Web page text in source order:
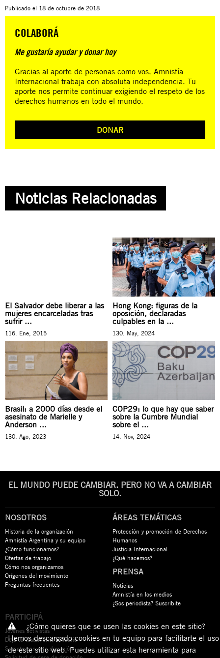
Publicado el 18 de octubre de 2018
COLABORÁ
Me gustaría ayudar y donar hoy
Gracias al aporte de personas como vos, Amnistía
Internacional trabaja con absoluta independencia. Tu
aporte nos permite continuar exigiendo el respeto de los
derechos humanos en todo el mundo.
DONAR
Noticias Relacionadas
El Salvador debe liberar a las
mujeres encarceladas tras
sufrir ...
116. Ene, 2015
Hong Kong: figuras de la
oposición, declaradas
culpables en la ...
130. May, 2024
Brasil: a 2000 días desde el
asesinato de Marielle y
Anderson ...
130. Ago, 2023
COP29: lo que hay que saber
sobre la Cumbre Mundial
sobre el ...
14. Nov, 2024
EL MUNDO PUEDE CAMBIAR. PERO NO VA A CAMBIAR
SOLO.
NOSOTROS
Historia de la organización
Amnistía Argentina y su equipo
¿Cómo funcionamos?
Ofertas de trabajo
Cómo nos organizamos
Orígenes del movimiento
Preguntas frecuentes
ÁREAS TEMÁTICAS
Protección y promoción de Derechos
Humanos
Justicia Internacional
¿Qué hacemos?
PRENSA
Noticias
Amnistía en los medios
¿Sos periodista? Suscribite
PARTICIPÁ
Jóvenes activistas
Dejá tu testamento solidario
Sumate con una donación
¿Cómo quieres que se usen las cookies en este sitio?
Hemos descargado cookies en tu equipo para facilitarte el uso
de este sitio web. Puedes utilizar esta herramienta para